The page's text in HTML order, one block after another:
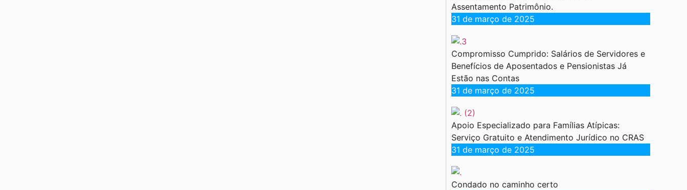
Assentamento Patrimônio.
31 de março de 2025
Compromisso Cumprido: Salários de Servidores e
Benefícios de Aposentados e Pensionistas Já
Estão nas Contas
31 de março de 2025
Apoio Especializado para Famílias Atípicas:
Serviço Gratuito e Atendimento Jurídico no CRAS
31 de março de 2025
Condado no caminho certo